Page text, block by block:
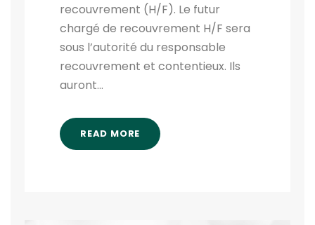
recouvrement (H/F). Le futur
chargé de recouvrement H/F sera
sous l’autorité du responsable
recouvrement et contentieux. Ils
auront...
READ MORE